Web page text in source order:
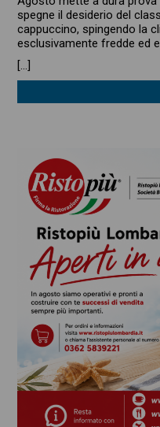
spegne il desiderio del
cappuccino, spingendo la
esclusivamente fredde ed
[…]